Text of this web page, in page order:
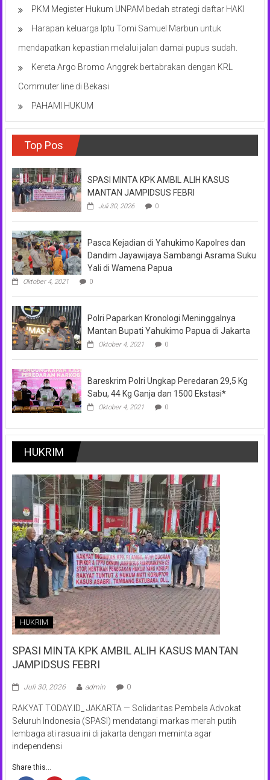
PKM Megister Hukum UNPAM bedah strategi daftar HAKI
Harapan keluarga Iptu Tomi Samuel Marbun untuk
mendapatkan kepastian melalui jalan damai pupus sudah.
Kereta Argo Bromo Anggrek bertabrakan dengan KRL
Commuter line di Bekasi
PAHAMI HUKUM
Top Pos
SPASI MINTA KPK AMBIL ALIH KASUS
MANTAN JAMPIDSUS FEBRI
Juli 30, 2026 0
Pasca Kejadian di Yahukimo Kapolres dan
Dandim Jayawijaya Sambangi Asrama Suku
Yali di Wamena Papua
Oktober 4, 2021 0
Polri Paparkan Kronologi Meninggalnya
Mantan Bupati Yahukimo Papua di Jakarta
Oktober 4, 2021 0
Bareskrim Polri Ungkap Peredaran 29,5 Kg
Sabu, 44 Kg Ganja dan 1500 Ekstasi*
Oktober 4, 2021 0
HUKRIM
HUKRIM
SPASI MINTA KPK AMBIL ALIH KASUS MANTAN
JAMPIDSUS FEBRI
Juli 30, 2026 admin 0
RAKYAT TODAY.ID_ JAKARTA — Solidaritas Pembela Advokat
Seluruh Indonesia (SPASI) mendatangi markas merah putih
lembaga ati rasua ini di jakarta dengan meminta agar
independensi
Share this...